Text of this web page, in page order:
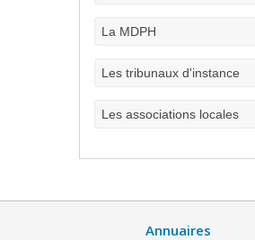
La MDPH
Les tribunaux d'instance
Les associations locales
Annuaires